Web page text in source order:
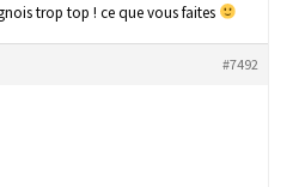
trop top ! ce que vous faites
#7492